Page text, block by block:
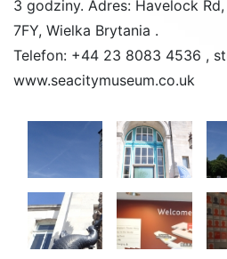
3 godziny. Adres: Havelock
7FY, Wielka Brytania .
Telefon: +44 23 8083 4536 ,
www.seacitymuseum.co.uk